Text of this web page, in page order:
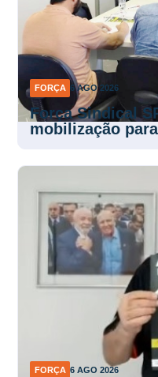
FORÇA 6 AGO 2026
Força Sindical
mobilização
FORÇA 6 AGO 2026